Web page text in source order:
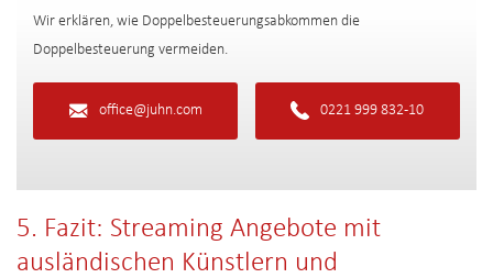
Wir erklären, wie Doppelbesteuerungsabkommen die
Doppelbesteuerung vermeiden.
office@juhn.com 0221 999 832-10
5. Fazit: Streaming Angebote mit
ausländischen Künstlern und